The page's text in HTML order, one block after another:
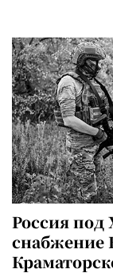
Россия под
снабжение